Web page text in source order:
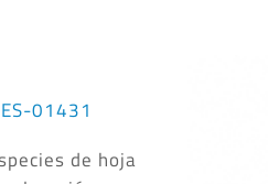
01431
de hoja